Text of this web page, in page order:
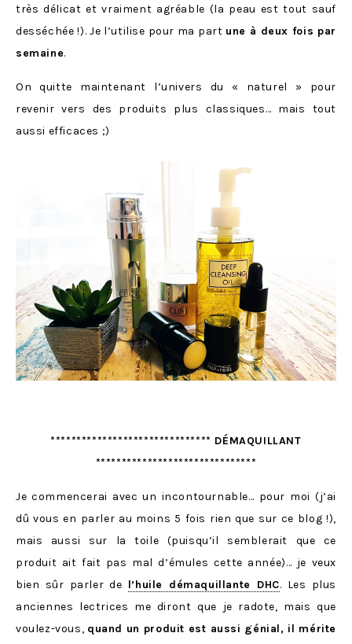
très délicat et vraiment agréable (la peau est tout sauf
desséchée !). Je l’utilise pour ma part une à deux fois par
semaine.
On quitte maintenant l’univers du « naturel » pour
revenir vers des produits plus classiques… mais tout
aussi efficaces ;)
******************************* DÉMAQUILLANT
*******************************
Je commencerai avec un incontournable… pour moi (j’ai
dû vous en parler au moins 5 fois rien que sur ce blog !),
mais aussi sur la toile (puisqu’il semblerait que ce
produit ait fait pas mal d’émules cette année)… je veux
bien sûr parler de l’huile démaquillante DHC. Les plus
anciennes lectrices me diront que je radote, mais que
voulez-vous, quand un produit est aussi génial, il mérite